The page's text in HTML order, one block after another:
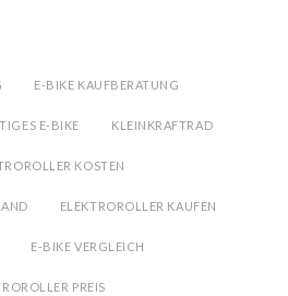
E-BIKE KAUFBERATUNG
E-BIKE KLEINKRAFTRAD
KOSTEN
ELEKTROROLLER KAUFEN
E-BIKE VERGLEICH
PREIS